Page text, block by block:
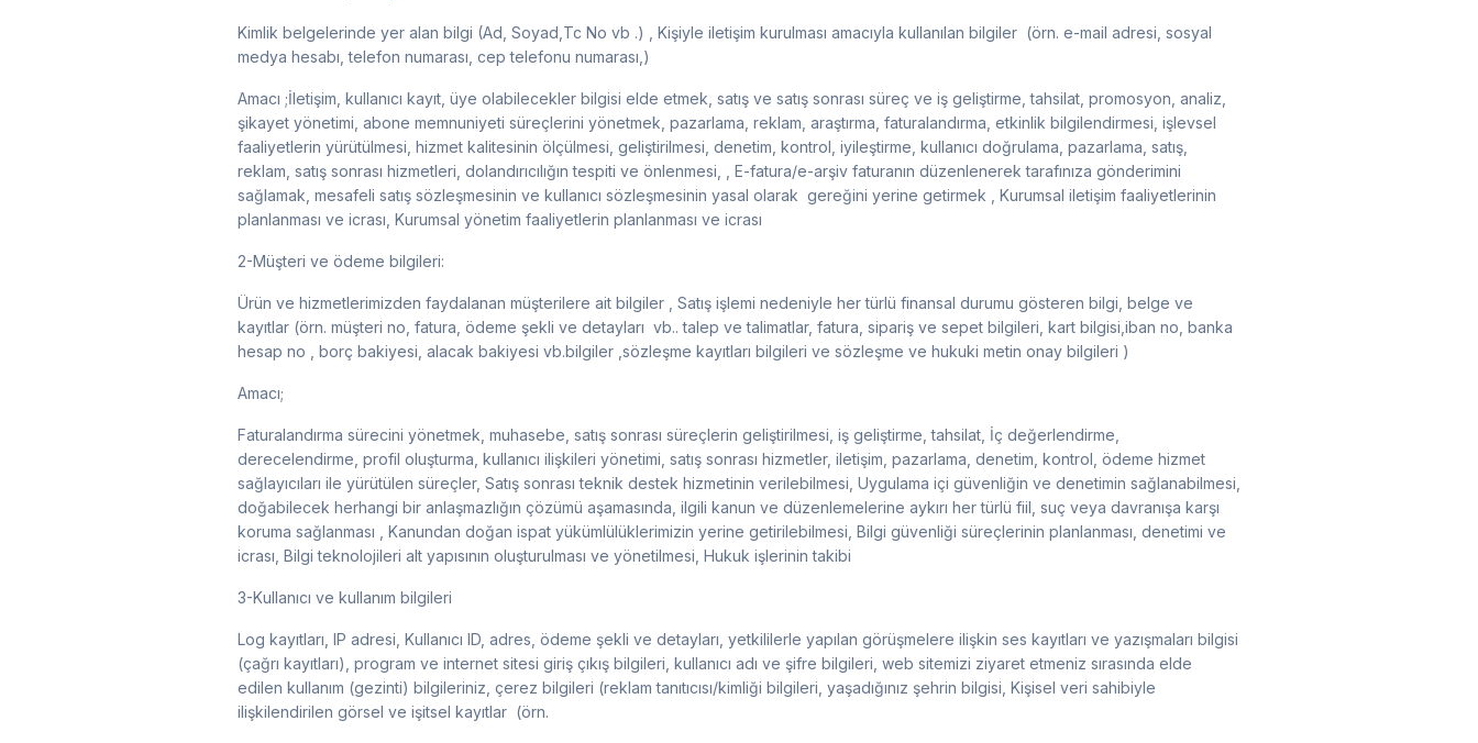
Kimlik belgelerinde yer alan bilgi (Ad, Soyad,Tc No vb .) ​, Kişiyle iletişim kurulması amacıyla kullanılan bilgiler ​ (örn. e-mail adresi, sosyal
medya hesabı, telefon numarası, cep telefonu numarası,)
Amacı ;İletişim, kullanıcı kayıt, üye olabilecekler bilgisi elde etmek, satış ve satış sonrası süreç ve iş geliştirme, tahsilat, promosyon, analiz,
şikayet yönetimi, abone memnuniyeti süreçlerini yönetmek, pazarlama, reklam, araştırma, faturalandırma, etkinlik bilgilendirmesi, işlevsel
faaliyetlerin yürütülmesi, hizmet kalitesinin ölçülmesi, geliştirilmesi, denetim, kontrol, iyileştirme, kullanıcı doğrulama, pazarlama, satış,
reklam, satış sonrası hizmetleri, dolandırıcılığın tespiti ve önlenmesi, , E-fatura/e-arşiv faturanın düzenlenerek tarafınıza gönderimini
sağlamak, mesafeli satış sözleşmesinin ve kullanıcı sözleşmesinin yasal olarak gereğini yerine getirmek , Kurumsal iletişim faaliyetlerinin
planlanması ve icrası, Kurumsal yönetim faaliyetlerin planlanması ve icrası
2-Müşteri ve ödeme bilgileri:
Ürün ve hizmetlerimizden faydalanan müşterilere ait bilgiler , ​Satış işlemi nedeniyle her türlü finansal durumu gösteren bilgi, belge ve
kayıtlar (örn. müşteri no, fatura, ödeme şekli ve detayları vb.. talep ve talimatlar, fatura, sipariş ve sepet bilgileri, kart bilgisi,iban no, banka
hesap no , borç bakiyesi, alacak bakiyesi vb.bilgiler ,sözleşme kayıtları bilgileri ve sözleşme ve hukuki metin onay bilgileri )
Amacı;
Faturalandırma sürecini yönetmek, muhasebe, satış sonrası süreçlerin geliştirilmesi, iş geliştirme, tahsilat, İç değerlendirme,
derecelendirme, profil oluşturma, kullanıcı ilişkileri yönetimi, satış sonrası hizmetler, iletişim, pazarlama, denetim, kontrol, ödeme hizmet
sağlayıcıları ile yürütülen süreçler, Satış sonrası teknik destek hizmetinin verilebilmesi, Uygulama içi güvenliğin ve denetimin sağlanabilmesi,
doğabilecek herhangi bir anlaşmazlığın çözümü aşamasında, ilgili kanun ve düzenlemelerine aykırı her türlü fiil, suç veya davranışa karşı
koruma sağlanması , Kanundan doğan ispat yükümlülüklerimizin yerine getirilebilmesi, Bilgi güvenliği süreçlerinin planlanması, denetimi ve
icrası, Bilgi teknolojileri alt yapısının oluşturulması ve yönetilmesi, Hukuk işlerinin takibi
3-Kullanıcı ve kullanım bilgileri
Log kayıtları, IP adresi, Kullanıcı ID, adres, ödeme şekli ve detayları, yetkililerle yapılan görüşmelere ilişkin ses kayıtları ve yazışmaları bilgisi
(çağrı kayıtları), program ve internet sitesi giriş çıkış bilgileri, kullanıcı adı ve şifre bilgileri, web sitemizi ziyaret etmeniz sırasında elde
edilen kullanım (gezinti) bilgileriniz, çerez bilgileri (reklam tanıtıcısı/kimliği bilgileri, yaşadığınız şehrin bilgisi, Kişisel veri sahibiyle
ilişkilendirilen görsel ve işitsel kayıtlar ​ (örn.